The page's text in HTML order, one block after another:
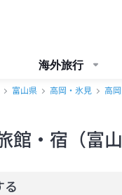
海外旅行
富山県 高岡・氷見 高
館・宿（富
る